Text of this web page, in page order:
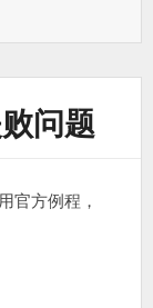
问题
官方例程，
题